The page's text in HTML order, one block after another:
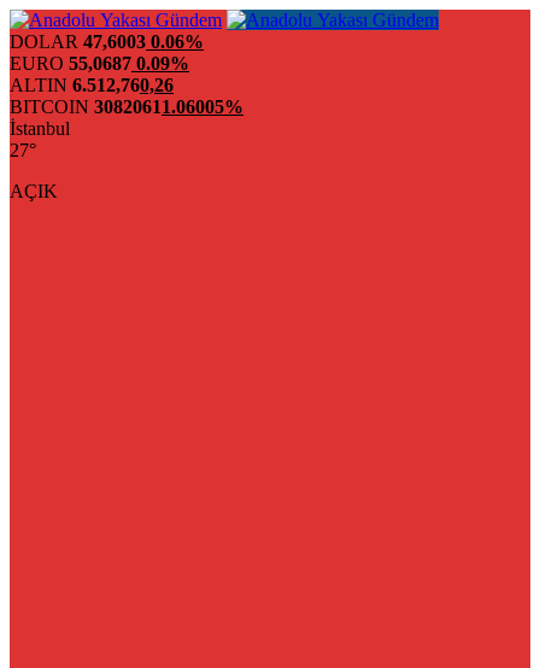
DOLAR 47,6003 0.06%
EURO 55,0687 0.09%
ALTIN 6.512,760,26
BITCOIN 30820611.06005%
İstanbul
27°
AÇIK